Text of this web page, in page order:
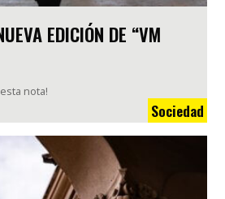
EDICIÓN DE “VM
nota!
Sociedad